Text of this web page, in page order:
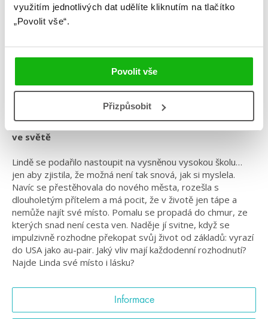
využitím jednotlivých dat udělíte kliknutím na tlačítko
„Povolit vše“.
Povolit vše
Přizpůsobit
Žánr: Contemporary
Život za oceánem
#češtíautoři
#dominikavalentová
#humbookstage
#psychicképroblémy #životzaoceánem
Která cesta je ta pravá? Román o hledání svého místa
ve světě
Lindě se podařilo nastoupit na vysněnou vysokou školu…
jen aby zjistila, že možná není tak snová, jak si myslela.
Navíc se přestěhovala do nového města, rozešla s
dlouholetým přítelem a má pocit, že v životě jen tápe a
nemůže najít své místo. Pomalu se propadá do chmur, ze
kterých snad není cesta ven. Naděje jí svitne, když se
impulzivně rozhodne překopat svůj život od základů: vyrazí
do USA jako au-pair. Jaký vliv mají každodenní rozhodnutí?
Najde Linda své místo i lásku?
Informace